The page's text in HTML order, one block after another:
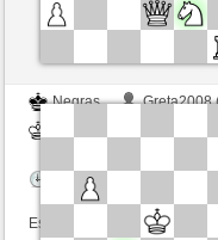
Negras
Greta2008
Tiempo: 5 minutes/side
Esta partida es por puntos